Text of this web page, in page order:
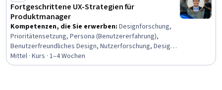
Fortgeschrittene UX-Strategien für
Produktmanager
Kompetenzen, die Sie erwerben: Designforschung,
Prioritätensetzung, Persona (Benutzererfahrung),
Benutzerfreundliches Design, Nutzerforschung, Design-
Strategien, Geschichtenerzählen,
Benutzerfreundlichkeit, Daten-Storytelling, UI/UX-
Mittel · Kurs · 1–4 Wochen